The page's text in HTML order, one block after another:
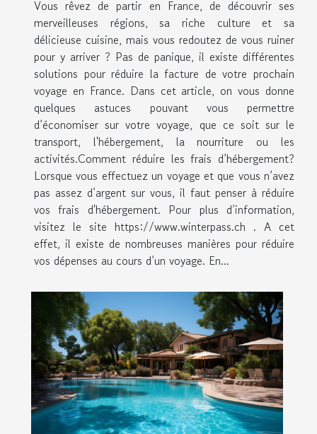
Vous rêvez de partir en France, de découvrir ses
merveilleuses régions, sa riche culture et sa
délicieuse cuisine, mais vous redoutez de vous ruiner
pour y arriver ? Pas de panique, il existe différentes
solutions pour réduire la facture de votre prochain
voyage en France. Dans cet article, on vous donne
quelques astuces pouvant vous permettre
d’économiser sur votre voyage, que ce soit sur le
transport, l'hébergement, la nourriture ou les
activités.Comment réduire les frais d’hébergement?
Lorsque vous effectuez un voyage et que vous n’avez
pas assez d’argent sur vous, il faut penser à réduire
vos frais d'hébergement. Pour plus d’information,
visitez le site https://www.winterpass.ch . A cet
effet, il existe de nombreuses manières pour réduire
vos dépenses au cours d’un voyage. En...